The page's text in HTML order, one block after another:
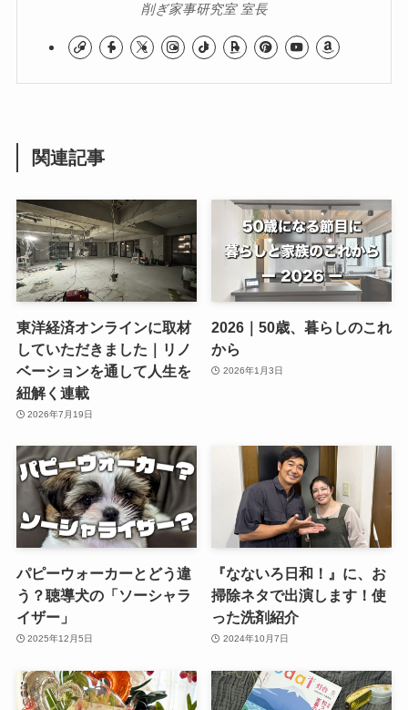
削ぎ家事研究室 室長
関連記事
東洋経済オンラインに取材
していただきました｜リノ
ベーションを通して人生を
紐解く連載
2026年7月19日
2026｜50歳、暮らしのこれ
から
2026年1月3日
パピーウォーカーとどう違
う？聴導犬の「ソーシャラ
イザー」
2025年12月5日
『なないろ日和！』に、お
掃除ネタで出演します！使
った洗剤紹介
2024年10月7日